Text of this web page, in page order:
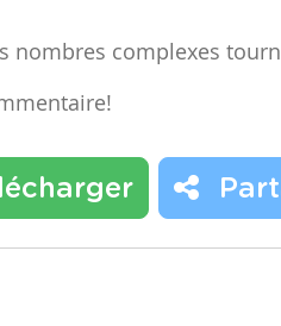
complexes